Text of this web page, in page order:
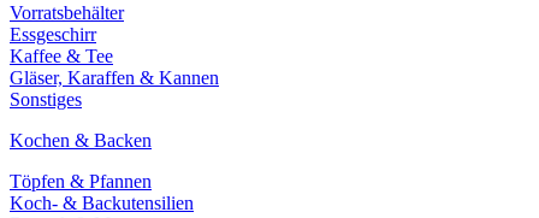
Vorratsbehälter
Essgeschirr
Kaffee & Tee
Gläser, Karaffen & Kannen
Sonstiges
Kochen & Backen
Töpfen & Pfannen
Koch- & Backutensilien